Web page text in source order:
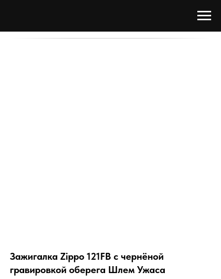
Зажигалка Zippo 121FB с чернёной
гравировкой оберега Шлем Ужаса